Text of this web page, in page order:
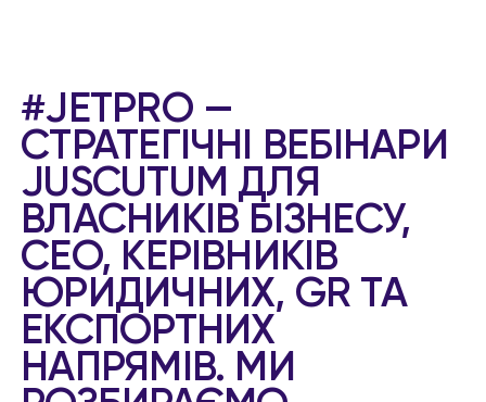
#JETPRO —
СТРАТЕГІЧНІ ВЕБІНАРИ
JUSCUTUM ДЛЯ
ВЛАСНИКІВ БІЗНЕСУ,
CEO, КЕРІВНИКІВ
ЮРИДИЧНИХ, GR ТА
ЕКСПОРТНИХ
НАПРЯМІВ. МИ